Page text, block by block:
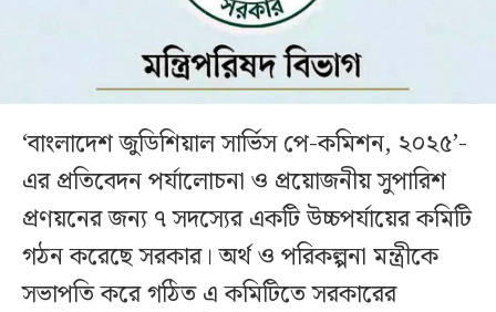
‘বাংলাদেশ জুডিশিয়াল সার্ভিস পে-কমিশন, ২০২৫’-
এর প্রতিবেদন পর্যালোচনা ও প্রয়োজনীয় সুপারিশ
প্রণয়নের জন্য ৭ সদস্যের একটি উচ্চপর্যায়ের কমিটি
গঠন করেছে সরকার। অর্থ ও পরিকল্পনা মন্ত্রীকে
সভাপতি করে গঠিত এ কমিটিতে সরকারের